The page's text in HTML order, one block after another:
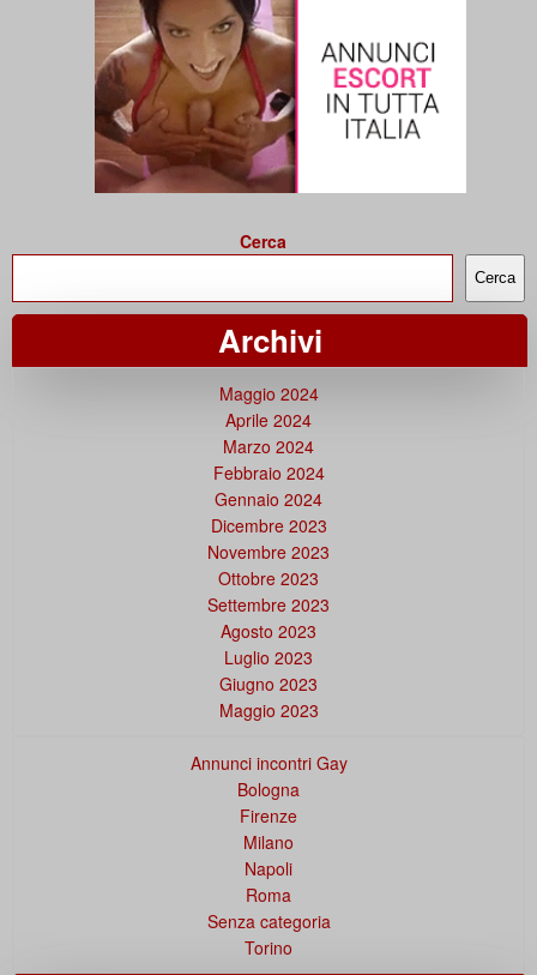
Cerca
Cerca
Archivi
Maggio 2024
Aprile 2024
Marzo 2024
Febbraio 2024
Gennaio 2024
Dicembre 2023
Novembre 2023
Ottobre 2023
Settembre 2023
Agosto 2023
Luglio 2023
Giugno 2023
Maggio 2023
Annunci incontri Gay
Bologna
Firenze
Milano
Napoli
Roma
Senza categoria
Torino